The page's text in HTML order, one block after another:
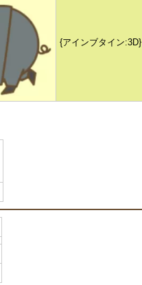
{アインブタイン:3D}